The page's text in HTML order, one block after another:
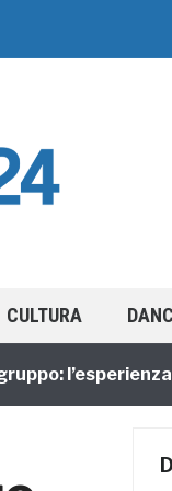
CULTURA
l’esperienza